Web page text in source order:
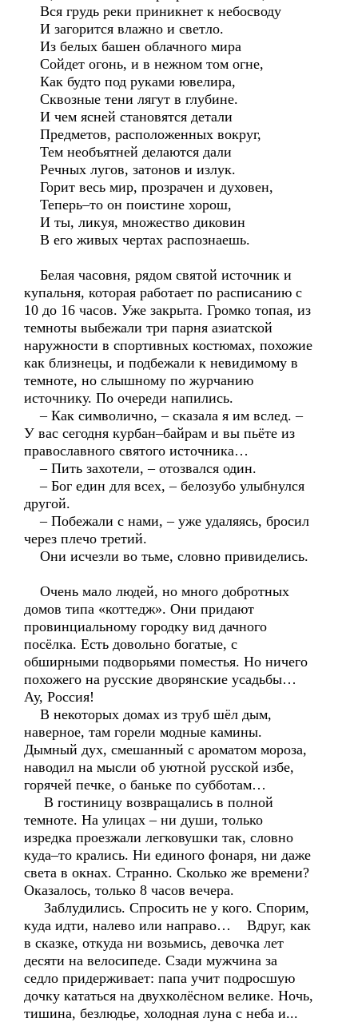
Вся грудь реки приникнет к небосводу
И загорится влажно и светло.
Из белых башен облачного мира
Сойдет огонь, и в нежном том огне,
Как будто под руками ювелира,
Сквозные тени лягут в глубине.
И чем ясней становятся детали
Предметов, расположенных вокруг,
Тем необъятней делаются дали
Речных лугов, затонов и излук.
Горит весь мир, прозрачен и духовен,
Теперь–то он поистине хорош,
И ты, ликуя, множество диковин
В его живых чертах распознаешь.
Белая часовня, рядом святой источник и
купальня, которая работает по расписанию с
10 до 16 часов. Уже закрыта. Громко топая, из
темноты выбежали три парня азиатской
наружности в спортивных костюмах, похожие
как близнецы, и подбежали к невидимому в
темноте, но слышному по журчанию
источнику. По очереди напились.
– Как символично, – сказала я им вслед. –
У вас сегодня курбан–байрам и вы пьёте из
православного святого источника…
– Пить захотели, – отозвался один.
– Бог един для всех, – белозубо улыбнулся
другой.
– Побежали с нами, – уже удаляясь, бросил
через плечо третий.
Они исчезли во тьме, словно привиделись.
Очень мало людей, но много добротных
домов типа «коттедж». Они придают
провинциальному городку вид дачного
посёлка. Есть довольно богатые, с
обширными подворьями поместья. Но ничего
похожего на русские дворянские усадьбы…
Ау, Россия!
В некоторых домах из труб шёл дым,
наверное, там горели модные камины.
Дымный дух, смешанный с ароматом мороза,
наводил на мысли об уютной русской избе,
горячей печке, о баньке по субботам…
В гостиницу возвращались в полной
темноте. На улицах – ни души, только
изредка проезжали легковушки так, словно
куда–то крались. Ни единого фонаря, ни даже
света в окнах. Странно. Сколько же времени?
Оказалось, только 8 часов вечера.
Заблудились. Спросить не у кого. Спорим,
куда идти, налево или направо… Вдруг, как
в сказке, откуда ни возьмись, девочка лет
десяти на велосипеде. Сзади мужчина за
седло придерживает: папа учит подросшую
дочку кататься на двухколёсном велике. Ночь,
тишина, безлюдье, холодная луна с неба и...